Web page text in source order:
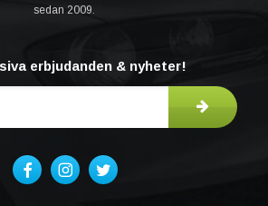
sedan 2009.
erbjudanden & nyheter!